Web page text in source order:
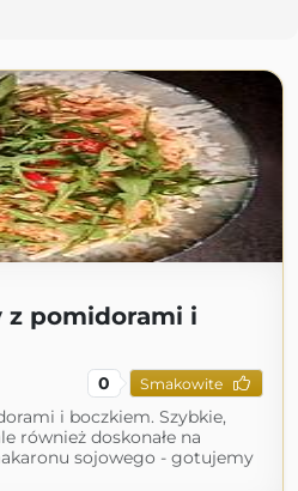
z pomidorami i
0 Smakowite
i boczkiem. Szybkie,
również doskonałe na
sojowego - gotujemy